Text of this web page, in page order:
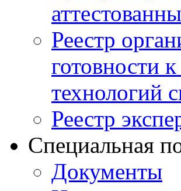
Реестр
готовности
технологий
Реестр
Специальная
Документы